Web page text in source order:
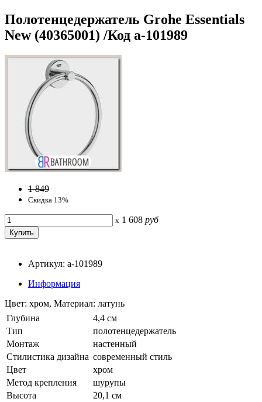
Полотенцедержатель Grohe Essentials
New (40365001) /Код a-101989
1 849
Скидка 13%
x 1 608 руб
Артикул: a-101989
Информация
Цвет: хром, Материал: латунь
Глубина
4,4 см
Тип
полотенцедержатель
Монтаж
настенный
Стилистика дизайна современный стиль
Цвет
хром
Метод крепления
шурупы
Высота
20,1 см